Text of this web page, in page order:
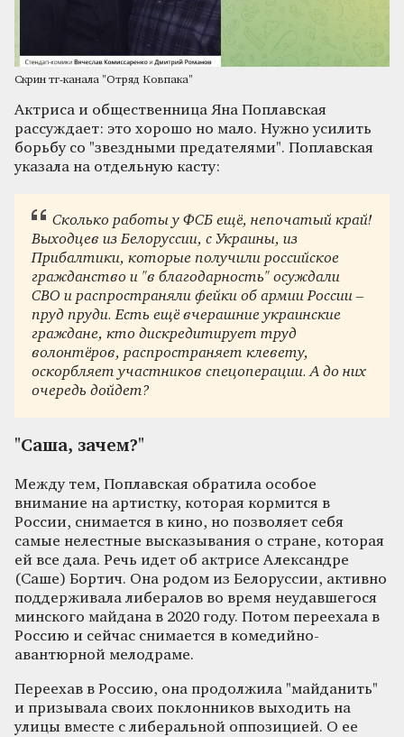
Скрин тг-канала "Отряд Ковпака"
Актриса и общественница Яна Поплавская
рассуждает: это хорошо но мало. Нужно усилить
борьбу со "звездными предателями". Поплавская
указала на отдельную касту:
Сколько работы у ФСБ ещё, непочатый край!
Выходцев из Белоруссии, с Украины, из
Прибалтики, которые получили российское
гражданство и "в благодарность" осуждали
СВО и распространяли фейки об армии России –
пруд пруди. Есть ещё вчерашние украинские
граждане, кто дискредитирует труд
волонтёров, распространяет клевету,
оскорбляет участников спецоперации. А до них
очередь дойдет?
"Саша, зачем?"
Между тем, Поплавская обратила особое
внимание на артистку, которая кормится в
России, снимается в кино, но позволяет себя
самые нелестные высказывания о стране, которая
ей все дала. Речь идет об актрисе Александре
(Саше) Бортич. Она родом из Белоруссии, активно
поддерживала либералов во время неудавшегося
минского майдана в 2020 году. Потом переехала в
Россию и сейчас снимается в комедийно-
авантюрной мелодраме.
Переехав в Россию, она продолжила "майданить"
и призывала своих поклонников выходить на
улицы вместе с либеральной оппозицией. О ее